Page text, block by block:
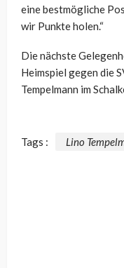
eine bestmögliche
wir Punkte holen.“
Die nächste
Heimspiel gegen die
Tempelmann im
Tags : Lino